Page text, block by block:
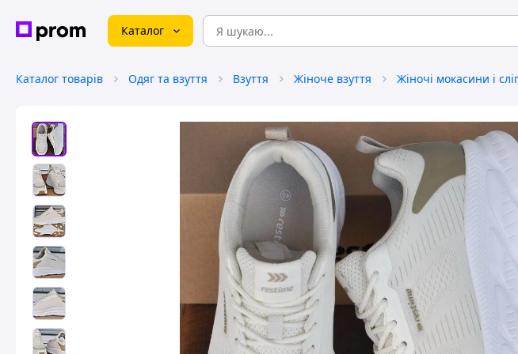
Каталог
Каталог товарів Одяг та взуття Взуття Жіноче взуття Жіночі мокасини і